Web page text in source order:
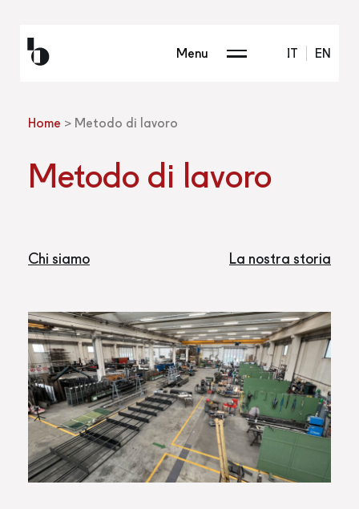
Menu IT EN
Home > Metodo di lavoro
Metodo di lavoro
Chi siamo La nostra storia